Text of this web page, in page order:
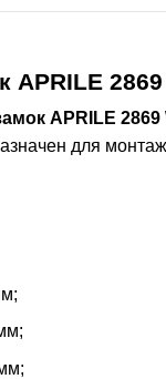
APRILE
APRILE 2869
для